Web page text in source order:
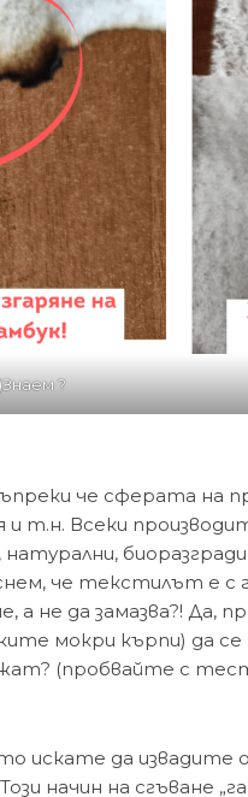
?
че сферата на
и т.н. Всеки
натурални,
че текстилът е с
не да замазва?! Да,
мокри кърпи) да
(пробвайте с
искате да извадите
начин на сгъване